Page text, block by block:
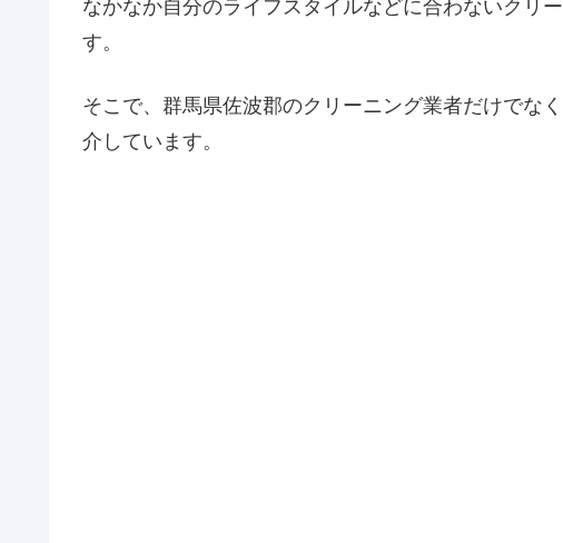
なかなか自分のライフスタイルなどに合わないクリ
す。
そこで、群馬県佐波郡のクリーニング業者だけでな
介しています。